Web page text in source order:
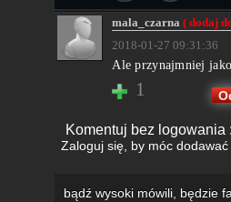
mala_czarna( dodaj
2018-01-27 09:31:36
Ale przynajmniej
1
Komentuj bez logowania
Zaloguj się, by móc
bądź wysoki mówili, będzie